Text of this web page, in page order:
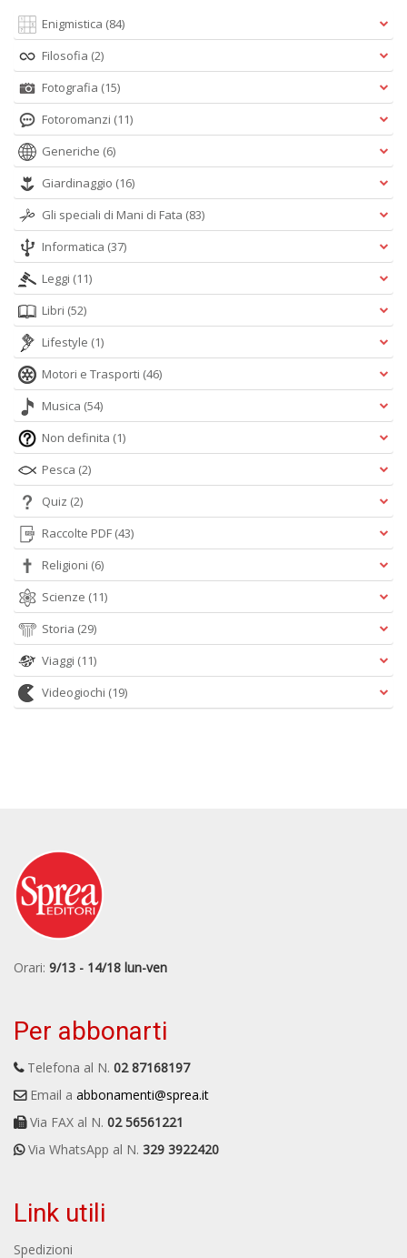
Enigmistica (84)
Filosofia (2)
Fotografia (15)
Fotoromanzi (11)
Generiche (6)
Giardinaggio (16)
Gli speciali di Mani di Fata (83)
Informatica (37)
Leggi (11)
Libri (52)
Lifestyle (1)
Motori e Trasporti (46)
Musica (54)
Non definita (1)
Pesca (2)
Quiz (2)
Raccolte PDF (43)
Religioni (6)
Scienze (11)
Storia (29)
Viaggi (11)
Videogiochi (19)
Orari: 9/13 - 14/18 lun-ven
Per abbonarti
Telefona al N. 02 87168197
Email a abbonamenti@sprea.it
Via FAX al N. 02 56561221
Via WhatsApp al N. 329 3922420
Link utili
Spedizioni